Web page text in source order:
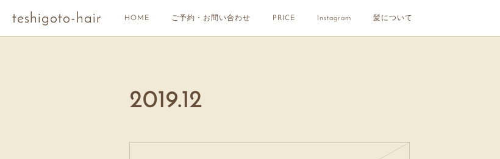
teshigoto-hair HOME ご予約・お問い合わせ PRICE Instagram 髪について
2019.12